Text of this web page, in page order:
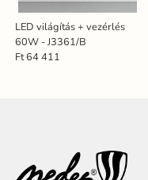
LED világítás + vezérlés
60W - J3361/B
Ft 64 411